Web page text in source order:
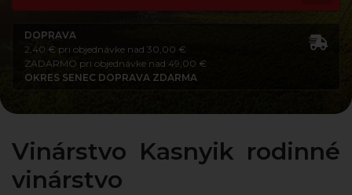
DOPRAVA
2,40 € pri objednávke nad 30,00 €
ZADARMO pri objednávke nad 49,00 €
OKRES SENEC DOPRAVA ZDARMA
Vinárstvo Kasnyik rodinné
vinárstvo